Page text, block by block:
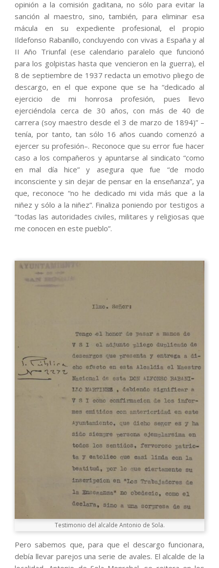
opinión a la comisión gaditana, no sólo para evitar la
sanción al maestro, sino, también, para eliminar esa
mácula en su expediente profesional, el propio
Ildefonso Rabanillo, concluyendo con vivas a España y al
II Año Triunfal (ese calendario paralelo que funcionó
para los golpistas hasta que vencieron en la guerra), el
8 de septiembre de 1937 redacta un emotivo pliego de
descargo, en el que expone que se ha “dedicado al
ejercicio de mi honrosa profesión, pues llevo
ejerciéndola cerca de 30 años, con más de 40 de
carrera (soy maestro desde el 3 de marzo de 1894)” –
tenía, por tanto, tan sólo 16 años cuando comenzó a
ejercer su profesión–. Reconoce que su error fue hacer
caso a los compañeros y apuntarse al sindicato “como
en mal día hice” y asegura que fue “de modo
inconsciente y sin dejar de pensar en la enseñanza”, ya
que, reconoce “no he dedicado mi vida más que a la
niñez y sólo a la niñez”. Finaliza poniendo por testigos a
“todas las autoridades civiles, militares y religiosas que
me conocen en este pueblo”.
Testimonio del alcalde Antonio de Sola.
Pero sabemos que, para que el descargo funcionara,
debía llevar parejos una serie de avales. El alcalde de la